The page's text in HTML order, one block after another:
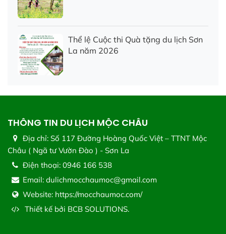
Thể lệ Cuộc thi Quà tặng du lịch Sơn
La năm 2026
THÔNG TIN DU LỊCH MỘC CHÂU
Địa chỉ: Số 117 Đường Hoàng Quốc Việt – TTNT Mộc
Châu ( Ngã tư Vườn Đào ) - Sơn La
Điện thoại: 0946 166 538
Email: dulichmocchaumoc@gmail.com
Website: https://mocchaumoc.com/
Thiết kế bởi BCB SOLUTIONS.